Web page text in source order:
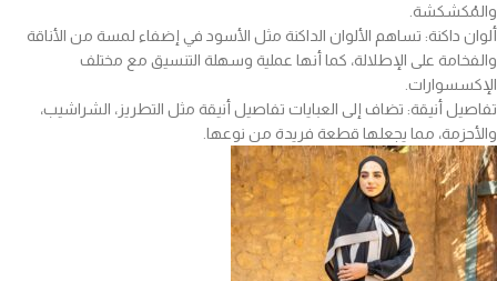
والمُكشكشة.
ألوان داكنة: تساهم الألوان الداكنة مثل الأسود في إضفاء لمسة من الأناقة
والفخامة على الإطلالة، كما أنها عملية وسهلة التنسيق مع مختلف
الإكسسوارات.
تفاصيل أنيقة: تضاف إلى العبايات تفاصيل أنيقة مثل التطريز، الشراشيب،
والأحزمة، مما يجعلها قطعة فريدة من نوعها.